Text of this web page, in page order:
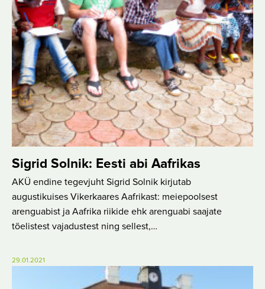
Sigrid Solnik: Eesti abi Aafrikas
AKÜ endine tegevjuht Sigrid Solnik kirjutab
augustikuises Vikerkaares Aafrikast: meiepoolsest
arenguabist ja Aafrika riikide ehk arenguabi saajate
tõelistest vajadustest ning sellest,…
29.01.2021